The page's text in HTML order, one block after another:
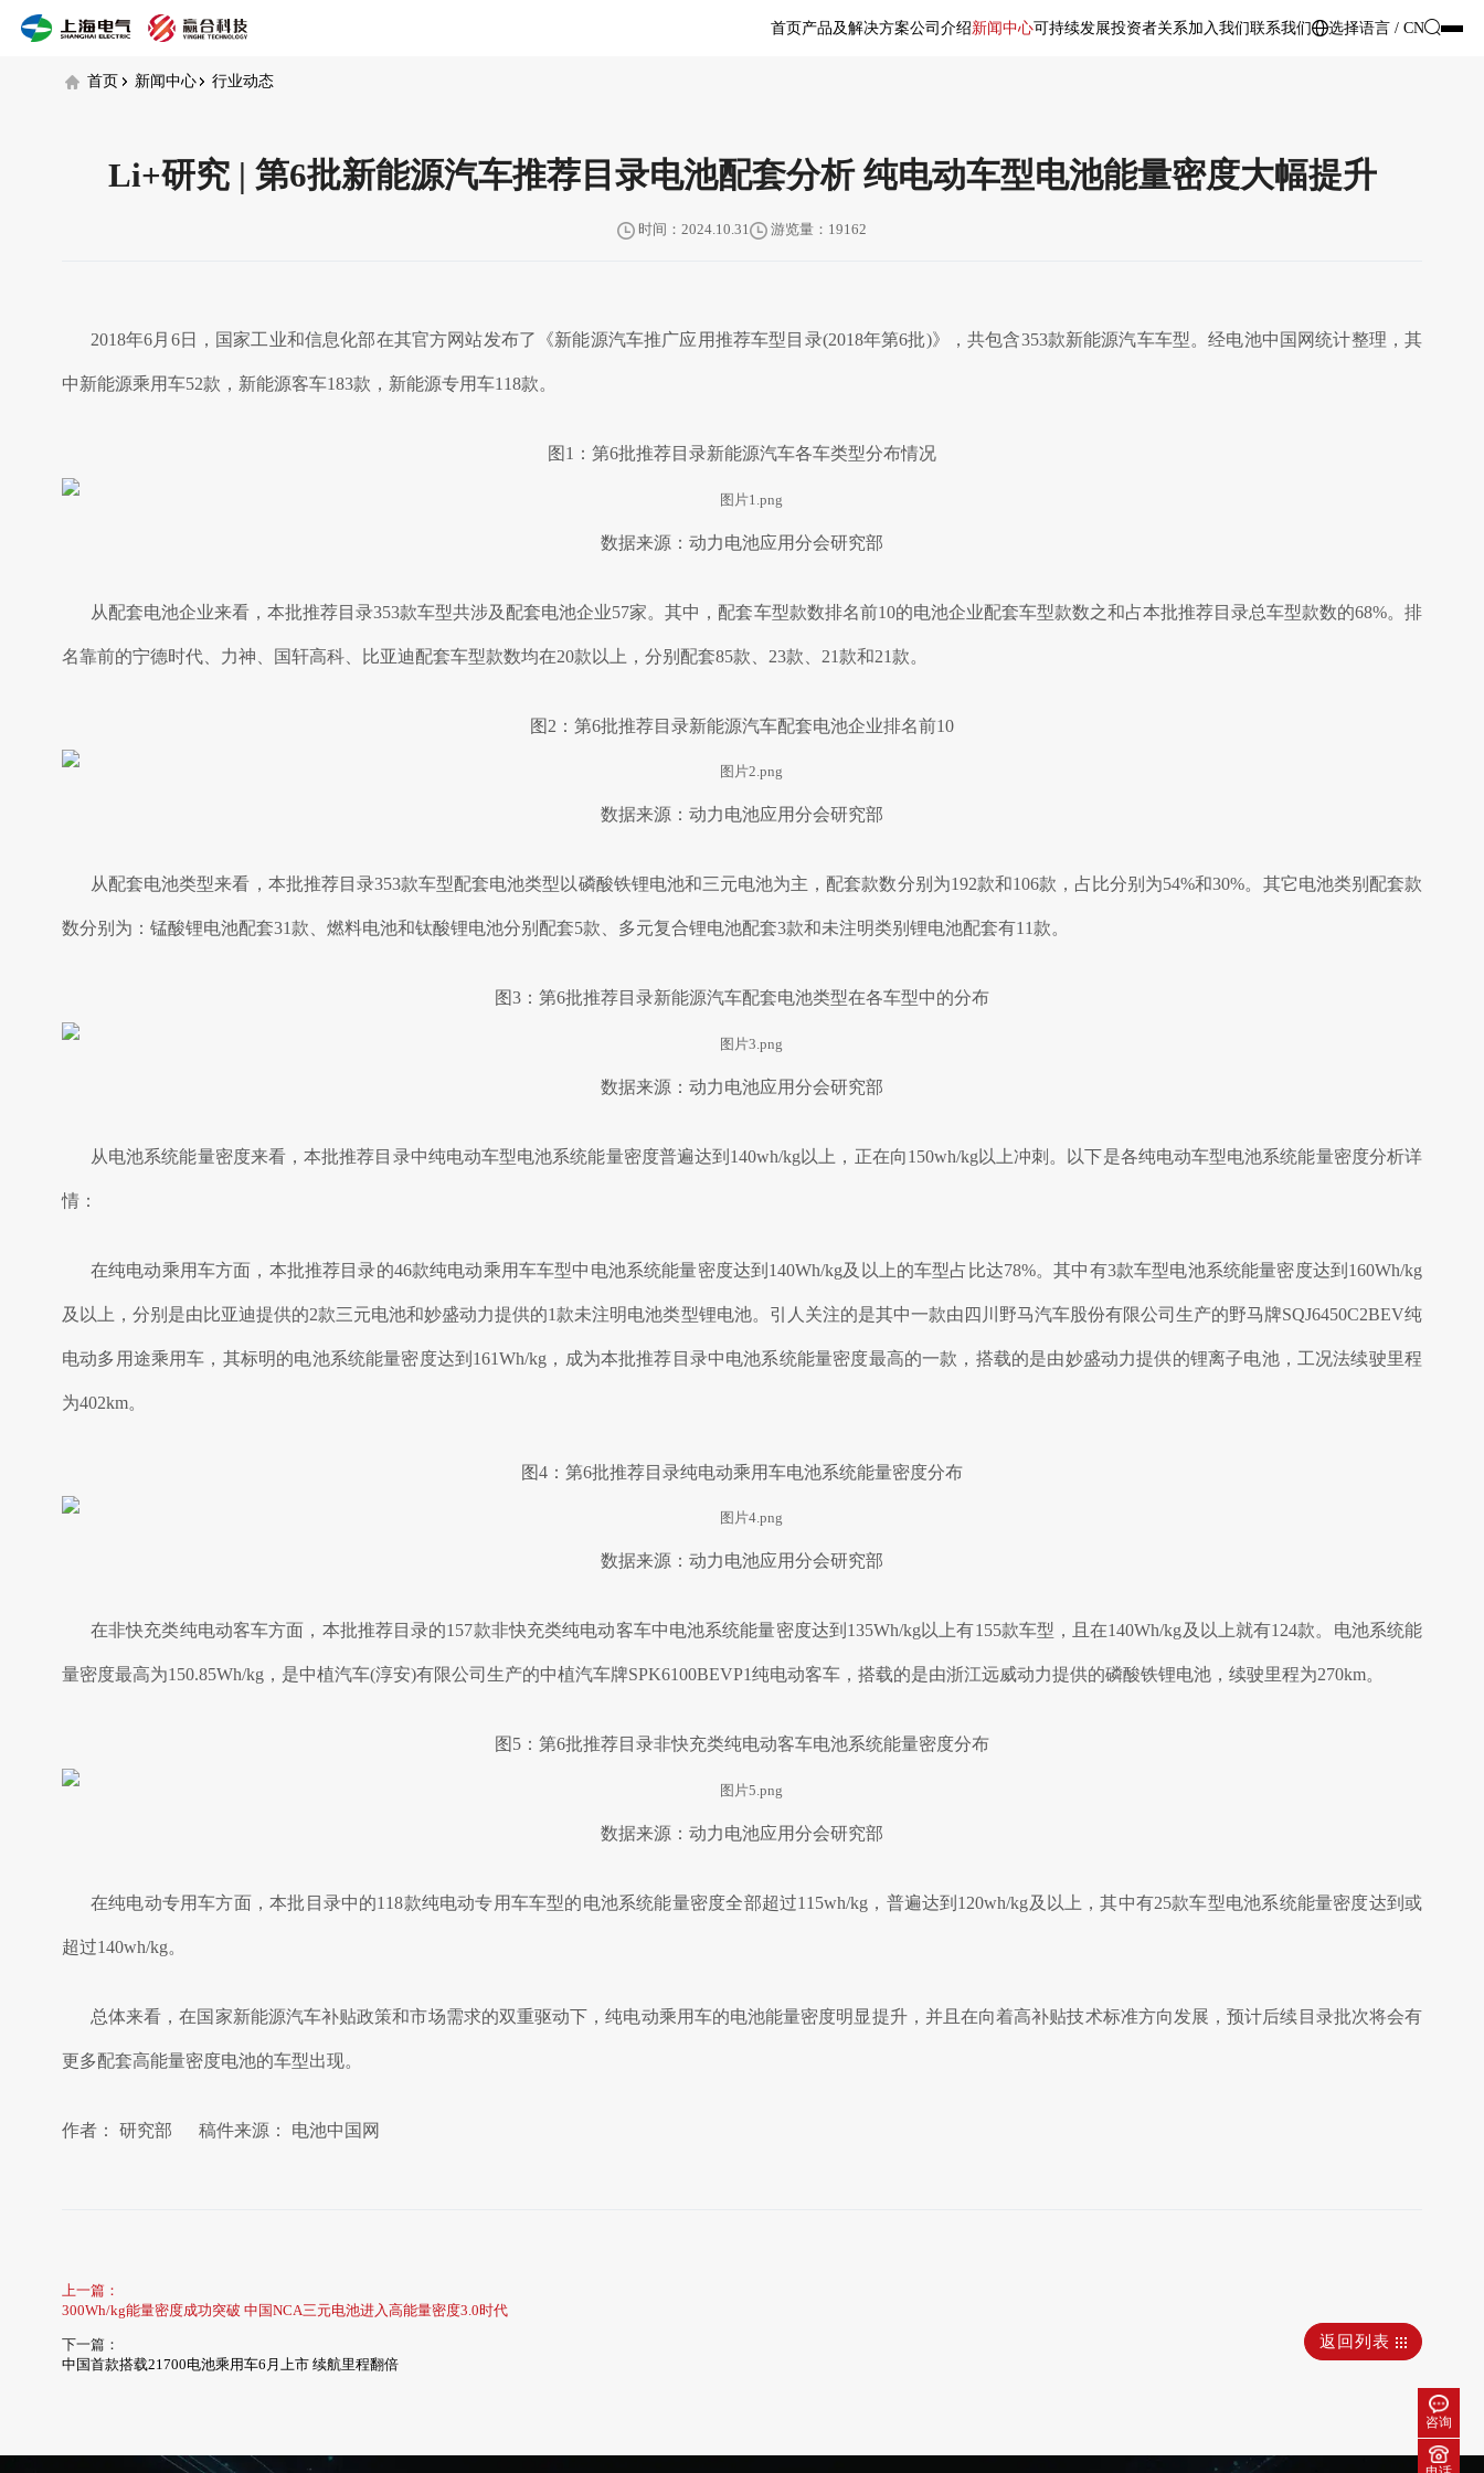
首页产品及解决方案公司介绍新闻中心可持续发展投资者关系加入我们联系我们 选择语言 / CN
咨询
首页 新闻中心 行业动态
Li+研究 | 第6批新能源汽车推荐目录电池配套分析 纯电动车型电池能量密度大幅提升
时间：2024.10.31 游览量：19162
2018年6月6日，国家工业和信息化部在其官方网站发布了《新能源汽车推广应用推荐车型目录(2018年第6批)》，共包含353款新能源汽车车型。经电池中国网统计整理，其
中新能源乘用车52款，新能源客车183款，新能源专用车118款。
图1：第6批推荐目录新能源汽车各车类型分布情况
数据来源：动力电池应用分会研究部
从配套电池企业来看，本批推荐目录353款车型共涉及配套电池企业57家。其中，配套车型款数排名前10的电池企业配套车型款数之和占本批推荐目录总车型款数的68%。排
名靠前的宁德时代、力神、国轩高科、比亚迪配套车型款数均在20款以上，分别配套85款、23款、21款和21款。
图2：第6批推荐目录新能源汽车配套电池企业排名前10
数据来源：动力电池应用分会研究部
从配套电池类型来看，本批推荐目录353款车型配套电池类型以磷酸铁锂电池和三元电池为主，配套款数分别为192款和106款，占比分别为54%和30%。其它电池类别配套款
数分别为：锰酸锂电池配套31款、燃料电池和钛酸锂电池分别配套5款、多元复合锂电池配套3款和未注明类别锂电池配套有11款。
图3：第6批推荐目录新能源汽车配套电池类型在各车型中的分布
数据来源：动力电池应用分会研究部
从电池系统能量密度来看，本批推荐目录中纯电动车型电池系统能量密度普遍达到140wh/kg以上，正在向150wh/kg以上冲刺。以下是各纯电动车型电池系统能量密度分析详
情：
在纯电动乘用车方面，本批推荐目录的46款纯电动乘用车车型中电池系统能量密度达到140Wh/kg及以上的车型占比达78%。其中有3款车型电池系统能量密度达到160Wh/kg
及以上，分别是由比亚迪提供的2款三元电池和妙盛动力提供的1款未注明电池类型锂电池。引人关注的是其中一款由四川野马汽车股份有限公司生产的野马牌SQJ6450C2BEV纯
电动多用途乘用车，其标明的电池系统能量密度达到161Wh/kg，成为本批推荐目录中电池系统能量密度最高的一款，搭载的是由妙盛动力提供的锂离子电池，工况法续驶里程
为402km。
图4：第6批推荐目录纯电动乘用车电池系统能量密度分布
数据来源：动力电池应用分会研究部
在非快充类纯电动客车方面，本批推荐目录的157款非快充类纯电动客车中电池系统能量密度达到135Wh/kg以上有155款车型，且在140Wh/kg及以上就有124款。电池系统能
量密度最高为150.85Wh/kg，是中植汽车(淳安)有限公司生产的中植汽车牌SPK6100BEVP1纯电动客车，搭载的是由浙江远威动力提供的磷酸铁锂电池，续驶里程为270km。
图5：第6批推荐目录非快充类纯电动客车电池系统能量密度分布
数据来源：动力电池应用分会研究部
在纯电动专用车方面，本批目录中的118款纯电动专用车车型的电池系统能量密度全部超过115wh/kg，普遍达到120wh/kg及以上，其中有25款车型电池系统能量密度达到或
超过140wh/kg。
总体来看，在国家新能源汽车补贴政策和市场需求的双重驱动下，纯电动乘用车的电池能量密度明显提升，并且在向着高补贴技术标准方向发展，预计后续目录批次将会有
更多配套高能量密度电池的车型出现。
作者： 研究部 稿件来源： 电池中国网
上一篇：
300Wh/kg能量密度成功突破 中国NCA三元电池进入高能量密度3.0时代
下一篇：
中国首款搭载21700电池乘用车6月上市 续航里程翻倍
返回列表